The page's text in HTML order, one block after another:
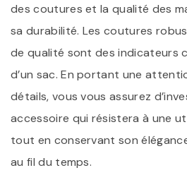
des coutures et la qualité des
sa durabilité. Les coutures
de qualité sont des indicateurs
d’un sac. En portant une
détails, vous vous assurez
accessoire qui résistera à une
tout en conservant son
au fil du temps.